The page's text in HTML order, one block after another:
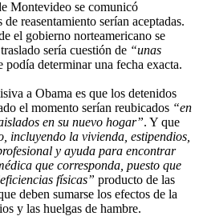
Montevideo se comunicó
reasentamiento serían aceptadas.
el gobierno norteamericano se
sería cuestión de “unas
podía determinar una fecha exacta.
a Obama es que los detenidos
el momento serían reubicados “en
en su nuevo hogar”. Y que
incluyendo la vivienda, estipendios,
y ayuda para encontrar
que corresponda, puesto que
físicas” producto de las
deben sumarse los efectos de la
y las huelgas de hambre.